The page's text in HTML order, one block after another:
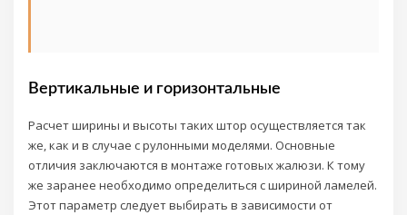
Вертикальные и горизонтальные
Расчет ширины и высоты таких штор осуществляется так
же, как и в случае с рулонными моделями. Основные
отличия заключаются в монтаже готовых жалюзи. К тому
же заранее необходимо определиться с шириной ламелей.
Этот параметр следует выбирать в зависимости от